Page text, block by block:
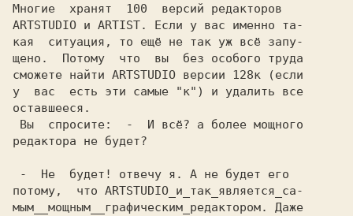
Многие  хранят  100  версий редакторов
ARTSTUDIO и ARTIST. Если у вас именно та-
кая  ситуация, то ещё не так уж всё запу-
щено.  Потому  что  вы  без особого труда
сможете найти ARTSTUDIO версии 128к (если
у  вас  есть эти самые "к") и удалить все
оставшееся.
редактора не будет?
потому,  что ARTSTUDIO_и_так_является_са-
мым__мощным__графическим_редактором. Даже